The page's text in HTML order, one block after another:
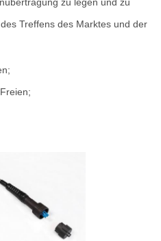
zu legen und zu
Treffens des Marktes und der